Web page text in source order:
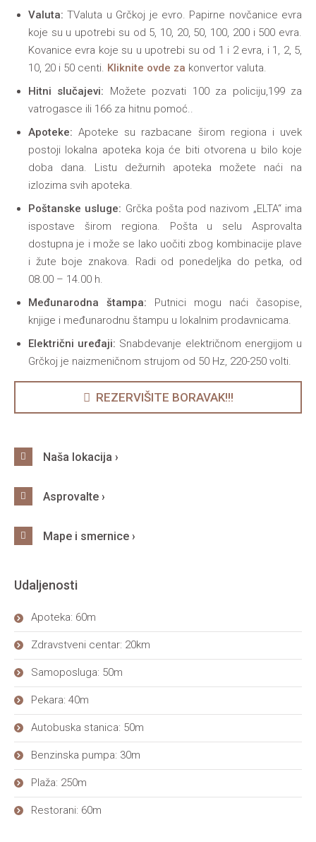
Valuta: TValuta u Grčkoj je evro. Papirne novčanice evra
koje su u upotrebi su od 5, 10, 20, 50, 100, 200 i 500 evra.
Kovanice evra koje su u upotrebi su od 1 i 2 evra, i 1, 2, 5,
10, 20 i 50 centi. Kliknite ovde za konvertor valuta.
Hitni slučajevi: Možete pozvati 100 za policiju,199 za
vatrogasce ili 166 za hitnu pomoć..
Apoteke: Apoteke su razbacane širom regiona i uvek
postoji lokalna apoteka koja će biti otvorena u bilo koje
doba dana. Listu dežurnih apoteka možete naći na
izlozima svih apoteka.
Poštanske usluge: Grčka pošta pod nazivom „ELTA“ ima
ispostave širom regiona. Pošta u selu Asprovalta
dostupna je i može se lako uočiti zbog kombinacije plave
i žute boje znakova. Radi od ponedeljka do petka, od
08.00 – 14.00 h.
Međunarodna štampa: Putnici mogu naći časopise,
knjige i međunarodnu štampu u lokalnim prodavnicama.
Električni uređaji: Snabdevanje električnom energijom u
Grčkoj je naizmeničnom strujom od 50 Hz, 220-250 volti.
REZERVIŠITE BORAVAK!!!
Naša lokacija ›
Asprovalte ›
Mape i smernice ›
Udaljenosti
Apoteka: 60m
Zdravstveni centar: 20km
Samoposluga: 50m
Pekara: 40m
Autobuska stanica: 50m
Benzinska pumpa: 30m
Plaža: 250m
Restorani: 60m